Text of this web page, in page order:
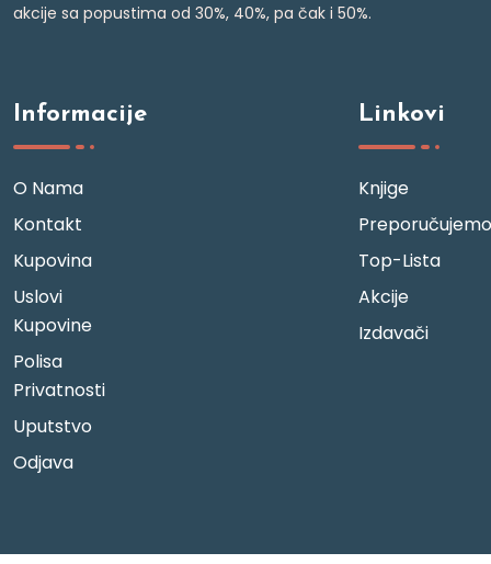
akcije sa popustima od 30%, 40%, pa čak i 50%.
Informacije
O Nama
Kontakt
Kupovina
Uslovi
Kupovine
Polisa
Privatnosti
Uputstvo
Odjava
Linkovi
Knjige
Preporučujemo
Top-Lista
Akcije
Izdavači